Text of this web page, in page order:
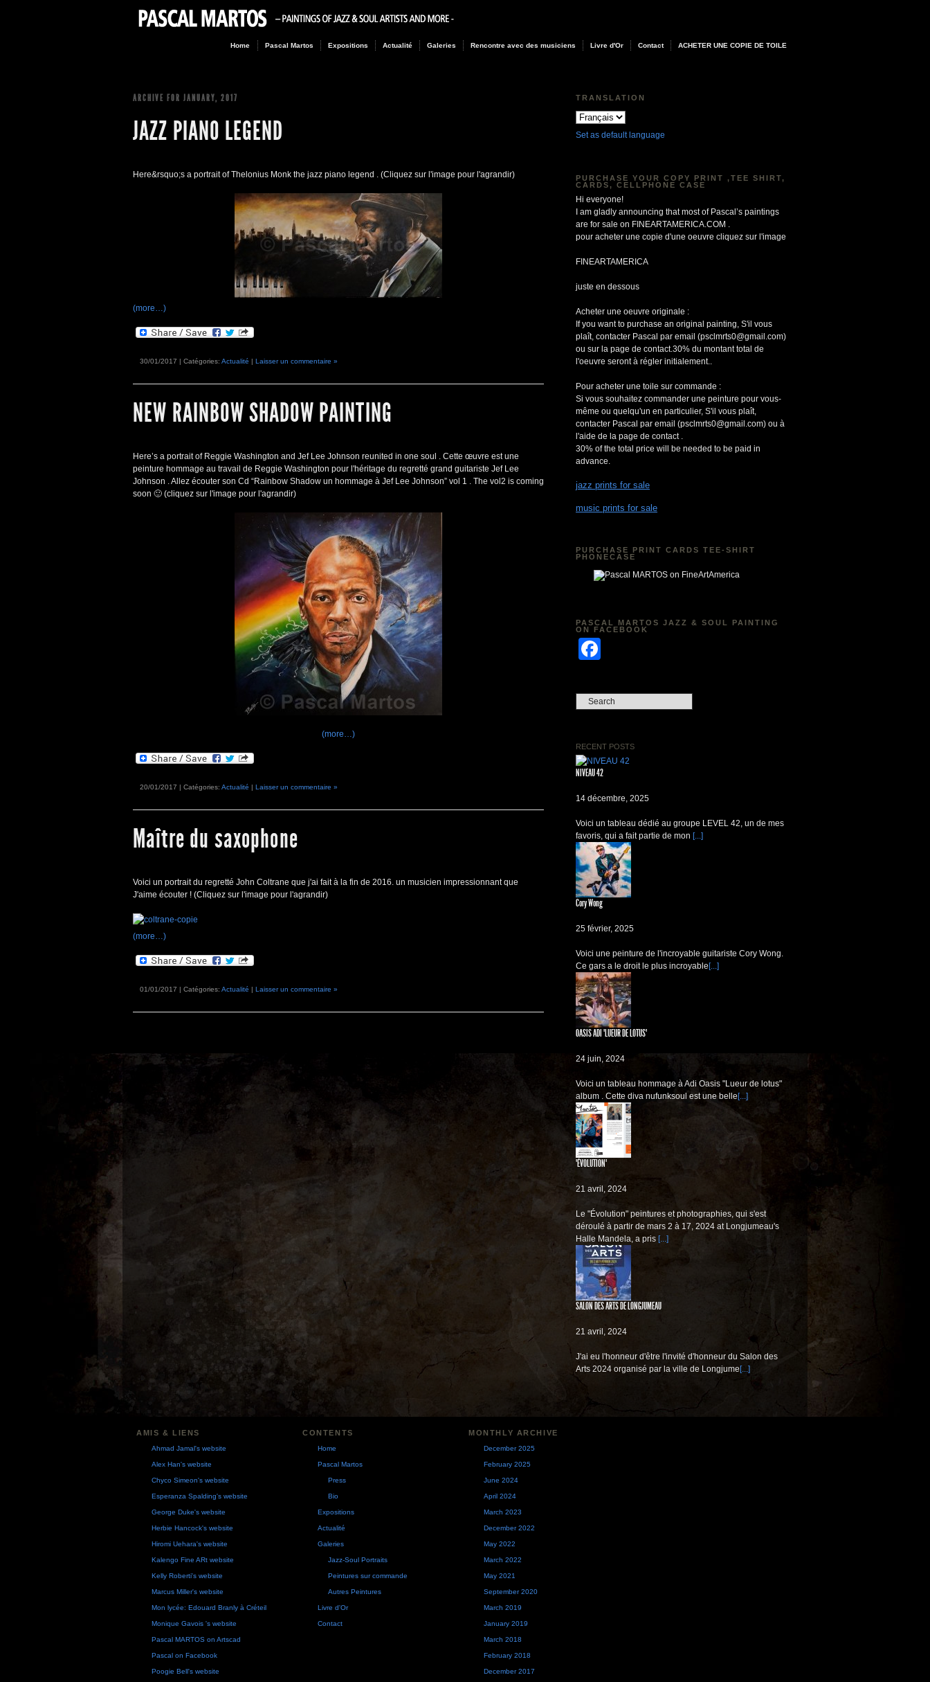
Home Pascal Martos Expositions Actualité Galeries Rencontre avec des musiciens Livre d'Or Contact ACHETER UNE COPIE DE TOILE
ARCHIVE FOR JANUARY, 2017
JAZZ PIANO LEGEND
Here&rsquo;s a portrait of Thelonius Monk the jazz piano legend . (Cliquez sur l'image pour l'agrandir)
(more…)
30/01/2017 | Catégories: Actualité | Laisser un commentaire »
NEW RAINBOW SHADOW PAINTING
Here’s a portrait of Reggie Washington and Jef Lee Johnson reunited in one soul . Cette œuvre est une
peinture hommage au travail de Reggie Washington pour l'héritage du regretté grand guitariste Jef Lee
Johnson . Allez écouter son Cd “Rainbow Shadow un hommage à Jef Lee Johnson” vol 1 . The vol2 is coming
soon 🙂 (cliquez sur l'image pour l'agrandir)
(more…)
20/01/2017 | Catégories: Actualité | Laisser un commentaire »
Maître du saxophone
Voici un portrait du regretté John Coltrane que j'ai fait à la fin de 2016. un musicien impressionnant que
J'aime écouter ! (Cliquez sur l'image pour l'agrandir)
(more…)
01/01/2017 | Catégories: Actualité | Laisser un commentaire »
TRANSLATION
Set as default language
PURCHASE YOUR COPY PRINT ,TEE SHIRT,
CARDS, CELLPHONE CASE
Hi everyone!
I am gladly announcing that most of Pascal’s paintings
are for sale on FINEARTAMERICA.COM .
pour acheter une copie d'une oeuvre cliquez sur l'image
FINEARTAMERICA
juste en dessous
Acheter une oeuvre originale :
If you want to purchase an original painting, S'il vous
plaît, contacter Pascal par email (psclmrts0@gmail.com)
ou sur la page de contact.30% du montant total de
l'oeuvre seront à régler initialement..
Pour acheter une toile sur commande :
Si vous souhaitez commander une peinture pour vous-
même ou quelqu'un en particulier, S'il vous plaît,
contacter Pascal par email (psclmrts0@gmail.com) ou à
l'aide de la page de contact .
30% of the total price will be needed to be paid in
advance.
jazz prints for sale
music prints for sale
PURCHASE PRINT CARDS TEE-SHIRT
PHONECASE
PASCAL MARTOS JAZZ & SOUL PAINTING
ON FACEBOOK
RECENT POSTS
NIVEAU 42
14 décembre, 2025
Voici un tableau dédié au groupe LEVEL 42, un de mes
favoris, qui a fait partie de mon [...]
Cory Wong
25 février, 2025
Voici une peinture de l'incroyable guitariste Cory Wong.
Ce gars a le droit le plus incroyable[...]
OASIS ADI "LUEUR DE LOTUS"
24 juin, 2024
Voici un tableau hommage à Adi Oasis "Lueur de lotus"
album . Cette diva nufunksoul est une belle[...]
"ÉVOLUTION"
21 avril, 2024
Le "Évolution" peintures et photographies, qui s'est
déroulé à partir de mars 2 à 17, 2024 at Longjumeau's
Halle Mandela, a pris [...]
SALON DES ARTS DE LONGJUMEAU
21 avril, 2024
J'ai eu l'honneur d'être l'invité d'honneur du Salon des
Arts 2024 organisé par la ville de Longjume[...]
AMIS & LIENS
Ahmad Jamal's website
Alex Han's website
Chyco Simeon's website
Esperanza Spalding's website
George Duke's website
Herbie Hancock's website
Hiromi Uehara's website
Kalengo Fine ARt website
Kelly Roberti's website
Marcus Miller's website
Mon lycée: Edouard Branly à Créteil
Monique Gavois 's website
Pascal MARTOS on Artscad
Pascal on Facebook
Poogie Bell's website
CONTENTS
Home
Pascal Martos
Press
Bio
Expositions
Actualité
Galeries
Jazz-Soul Portraits
Peintures sur commande
Autres Peintures
Livre d'Or
Contact
MONTHLY ARCHIVE
December 2025
February 2025
June 2024
April 2024
March 2023
December 2022
May 2022
March 2022
May 2021
September 2020
March 2019
January 2019
March 2018
February 2018
December 2017